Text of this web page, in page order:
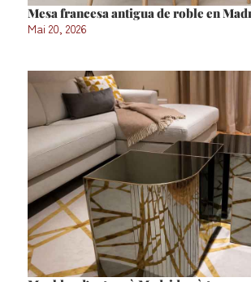
Mesa francesa antigua de roble en
Mai 20, 2026